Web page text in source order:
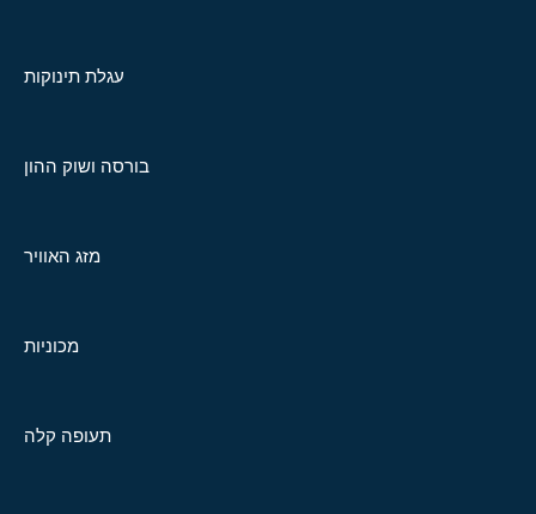
עגלת תינוקות
בורסה ושוק ההון
מזג האוויר
מכוניות
תעופה קלה